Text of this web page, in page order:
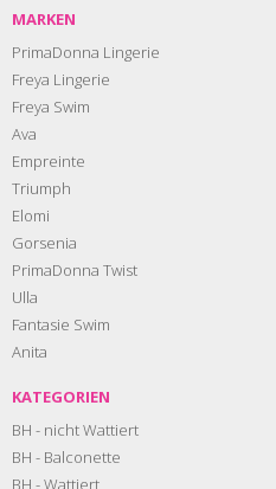
MARKEN
PrimaDonna Lingerie
Freya Lingerie
Freya Swim
Ava
Empreinte
Triumph
Elomi
Gorsenia
PrimaDonna Twist
Ulla
Fantasie Swim
Anita
KATEGORIEN
BH - nicht Wattiert
BH - Balconette
BH - Wattiert